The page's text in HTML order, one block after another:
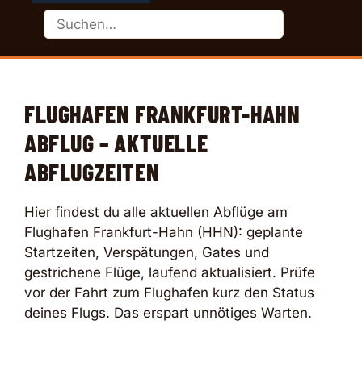
FLUGHAFEN FRANKFURT-HAHN
ABFLUG – AKTUELLE
ABFLUGZEITEN
Hier findest du alle aktuellen Abflüge am
Flughafen Frankfurt-Hahn (HHN): geplante
Startzeiten, Verspätungen, Gates und
gestrichene Flüge, laufend aktualisiert. Prüfe
vor der Fahrt zum Flughafen kurz den Status
deines Flugs. Das erspart unnötiges Warten.